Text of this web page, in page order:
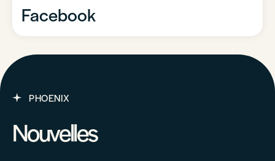
Facebook
PHOENIX
Nouvelles